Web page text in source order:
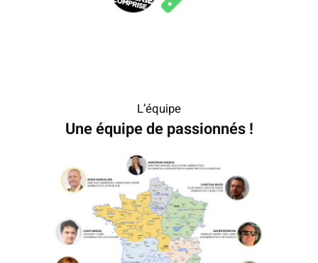
L’équipe
Une équipe de passionnés !